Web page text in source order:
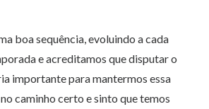
boa sequência, evoluindo a cada
e acreditamos que disputar o
importante para mantermos essa
caminho certo e sinto que temos